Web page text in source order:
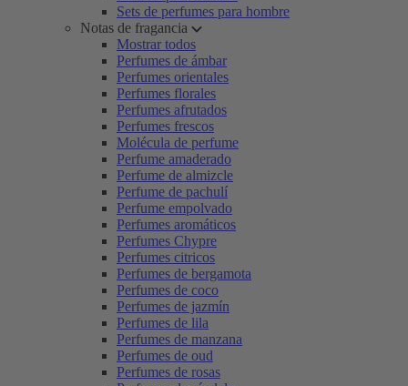
Sets de perfumes para hombre
Notas de fragancia
Mostrar todos
Perfumes de ámbar
Perfumes orientales
Perfumes florales
Perfumes afrutados
Perfumes frescos
Molécula de perfume
Perfume amaderado
Perfume de almizcle
Perfume de pachulí
Perfume empolvado
Perfumes aromáticos
Perfumes Chypre
Perfumes citricos
Perfumes de bergamota
Perfumes de coco
Perfumes de jazmín
Perfumes de lila
Perfumes de manzana
Perfumes de oud
Perfumes de rosas